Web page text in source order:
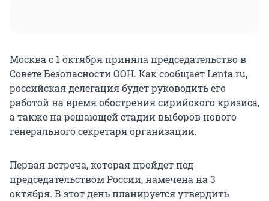
Москва с 1 октября приняла председательство в
Совете Безопасности ООН. Как сообщает Lenta.ru,
российская делегация будет руководить его
работой на время обострения сирийского кризиса,
а также на решающей стадии выборов нового
генерального секретаря организации.
Первая встреча, которая пройдет под
председательством России, намечена на 3
октября. В этот день планируется утвердить